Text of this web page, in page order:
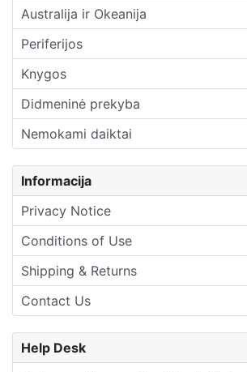
Australija ir Okeanija
Periferijos
Knygos
Didmeninė prekyba
Nemokami daiktai
Informacija
Privacy Notice
Conditions of Use
Shipping & Returns
Contact Us
Help Desk